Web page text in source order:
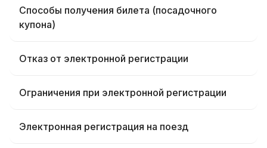
Способы получения билета (посадочного
купона)
Отказ от электронной регистрации
Ограничения при электронной регистрации
Электронная регистрация на поезд